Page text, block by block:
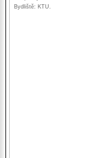
Bydliště: KTU.